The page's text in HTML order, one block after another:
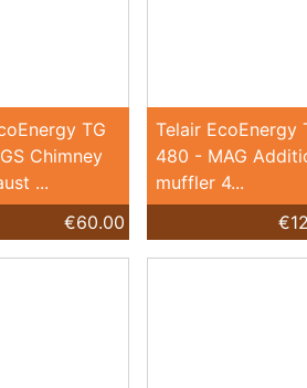
TG
Chimney
...
€60.00
Telair EcoEnergy
480 - MAG
muffler 4...